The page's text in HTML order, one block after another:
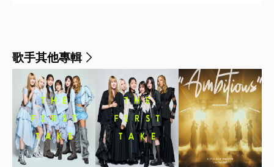
歌手其他專輯